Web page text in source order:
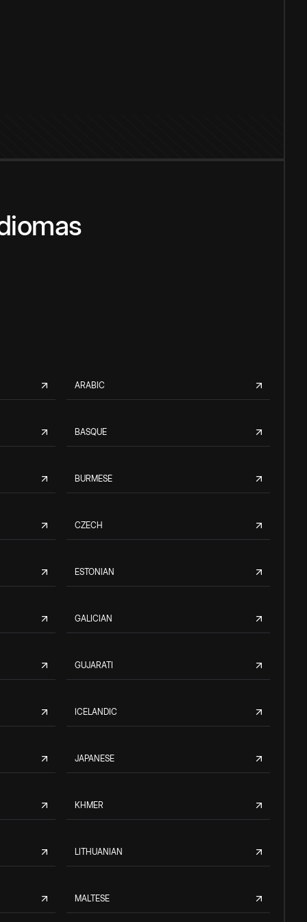
ARABIC
BASQUE
BURMESE
CZECH
ESTONIAN
GALICIAN
GUJARATI
ICELANDIC
JAPANESE
KHMER
LITHUANIAN
MALTESE